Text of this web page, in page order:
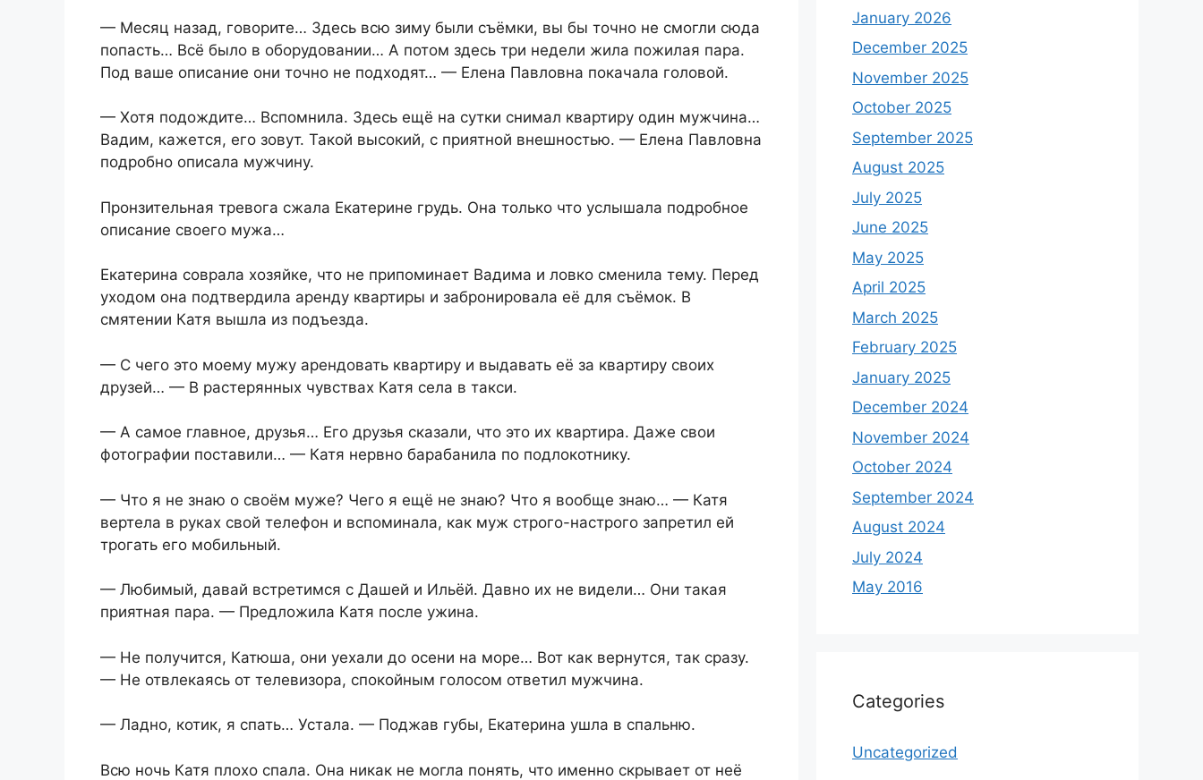
— Месяц назад, говорите… Здесь всю зиму были съёмки, вы бы точно не смогли сюда
попасть… Всё было в оборудовании… А потом здесь три недели жила пожилая пара.
Под ваше описание они точно не подходят… — Елена Павловна покачала головой.
— Хотя подождите… Вспомнила. Здесь ещё на сутки снимал квартиру один мужчина…
Вадим, кажется, его зовут. Такой высокий, с приятной внешностью. — Елена Павловна
подробно описала мужчину.
Пронзительная тревога сжала Екатерине грудь. Она только что услышала подробное
описание своего мужа…
Екатерина соврала хозяйке, что не припоминает Вадима и ловко сменила тему. Перед
уходом она подтвердила аренду квартиры и забронировала её для съёмок. В
смятении Катя вышла из подъезда.
— С чего это моему мужу арендовать квартиру и выдавать её за квартиру своих
друзей… — В растерянных чувствах Катя села в такси.
— А самое главное, друзья… Его друзья сказали, что это их квартира. Даже свои
фотографии поставили… — Катя нервно барабанила по подлокотнику.
— Что я не знаю о своём муже? Чего я ещё не знаю? Что я вообще знаю… — Катя
вертела в руках свой телефон и вспоминала, как муж строго-настрого запретил ей
трогать его мобильный.
— Любимый, давай встретимся с Дашей и Ильёй. Давно их не видели… Они такая
приятная пара. — Предложила Катя после ужина.
— Не получится, Катюша, они уехали до осени на море… Вот как вернутся, так сразу.
— Не отвлекаясь от телевизора, спокойным голосом ответил мужчина.
— Ладно, котик, я спать… Устала. — Поджав губы, Екатерина ушла в спальню.
Всю ночь Катя плохо спала. Она никак не могла понять, что именно скрывает от неё
January 2026
December 2025
November 2025
October 2025
September 2025
August 2025
July 2025
June 2025
May 2025
April 2025
March 2025
February 2025
January 2025
December 2024
November 2024
October 2024
September 2024
August 2024
July 2024
May 2016
Categories
Uncategorized